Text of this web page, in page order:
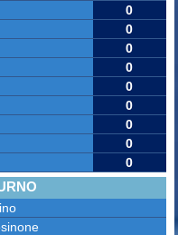
0
0
0
0
0
0
0
0
0